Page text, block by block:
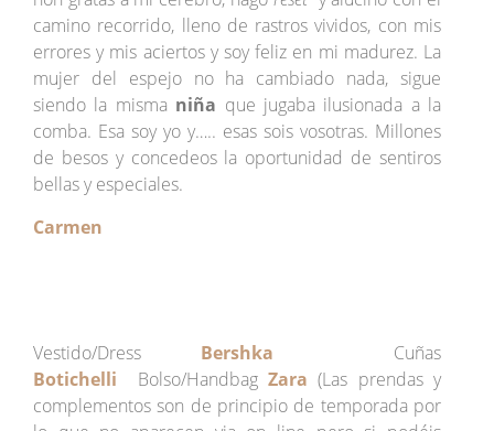
camino recorrido, lleno de rastros vividos, con mis
errores y mis aciertos y soy feliz en mi madurez. La
mujer del espejo no ha cambiado nada, sigue
siendo la misma niña que jugaba ilusionada a la
comba. Esa soy yo y….. esas sois vosotras. Millones
de besos y concedeos la oportunidad de sentiros
bellas y especiales.
Carmen
Vestido/Dress Bershka
Cuñas
Botichelli
Bolso/HandbagZara (Las prendas y
complementos son de principio de temporada por